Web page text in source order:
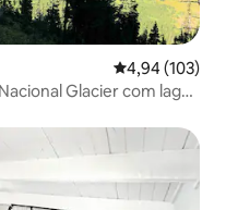
4,94 de uma
4,94 (103)
Glacier com lago